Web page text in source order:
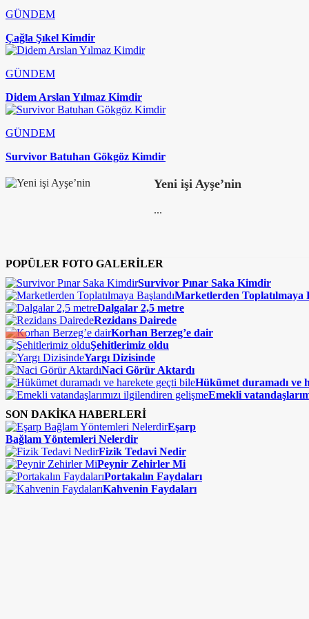
GÜNDEM
Çağla Şıkel Kimdir
GÜNDEM
Didem Arslan Yılmaz Kimdir
GÜNDEM
Survivor Batuhan Gökgöz Kimdir
Yeni işi Ayşe’nin
...
POPÜLER FOTO GALERİLER
Survivor Pınar Saka Kimdir
Marketlerden Toplatılmaya
Dalgalar 2,5 metre
Rezidans Dairede
Korhan Berzeg’e dair
Şehitlerimiz oldu
Yargı Dizisinde
Naci Görür Aktardı
Hükümet duramadı ve
Emekli
SON DAKİKA HABERLERİ
Eşarp
Bağlam Yöntemleri Nelerdir
Fizik Tedavi Nedir
Peynir Zehirler Mi
Portakalın Faydaları
Kahvenin Faydaları